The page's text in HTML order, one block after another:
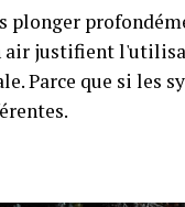
plonger
air justifient
Parce que si les